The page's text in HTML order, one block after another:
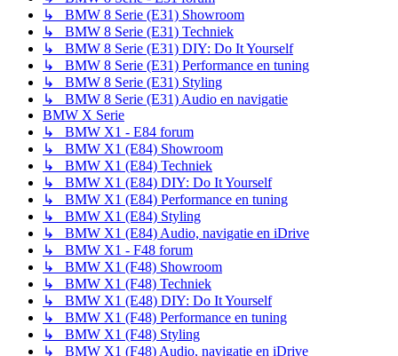
↳ BMW 8 Serie (E31) Showroom
↳ BMW 8 Serie (E31) Techniek
↳ BMW 8 Serie (E31) DIY: Do It Yourself
↳ BMW 8 Serie (E31) Performance en tuning
↳ BMW 8 Serie (E31) Styling
↳ BMW 8 Serie (E31) Audio en navigatie
BMW X Serie
↳ BMW X1 - E84 forum
↳ BMW X1 (E84) Showroom
↳ BMW X1 (E84) Techniek
↳ BMW X1 (E84) DIY: Do It Yourself
↳ BMW X1 (E84) Performance en tuning
↳ BMW X1 (E84) Styling
↳ BMW X1 (E84) Audio, navigatie en iDrive
↳ BMW X1 - F48 forum
↳ BMW X1 (F48) Showroom
↳ BMW X1 (F48) Techniek
↳ BMW X1 (E48) DIY: Do It Yourself
↳ BMW X1 (F48) Performance en tuning
↳ BMW X1 (F48) Styling
↳ BMW X1 (F48) Audio, navigatie en iDrive